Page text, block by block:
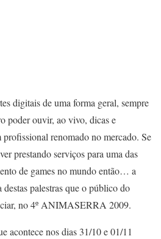
digitais de uma forma geral, sempre
poder ouvir, ao vivo, dicas e
profissional renomado no mercado. Se
prestando serviços para uma das
de games no mundo então… a
palestras que o público do
no 4º ANIMASERRA 2009.
acontece nos dias 31/10 e 01/11